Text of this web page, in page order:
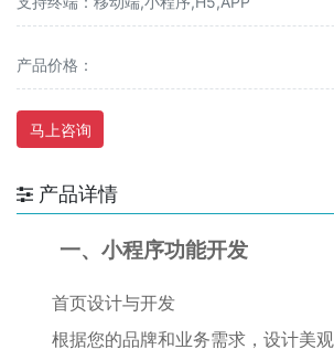
产品价格：
马上咨询
产品详情
一、 小程序功能开发
首页设计与开发
根据您的品牌和业务需求，设计美